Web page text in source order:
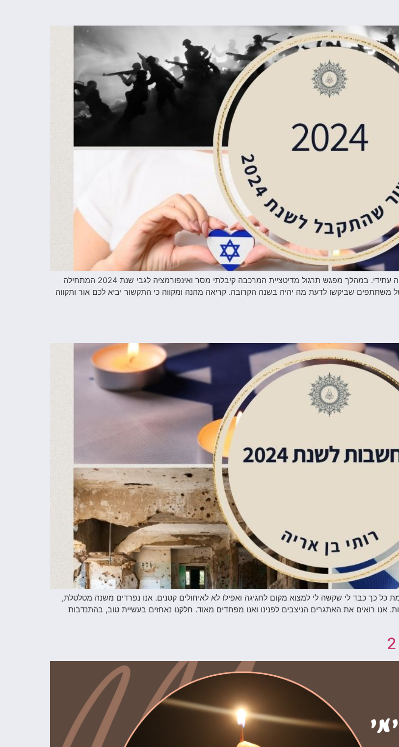
תקשור הינו תהליך מדיטטיבי עמוק שבו ניתן לקבל ידע ואינפורמציה עתידי. במהלך מפגש תרגול מדיטציית המרכבה קיבלתי מסר ואינפורמציה לגבי שנת 2024 המתחילה
משתתפים שביקשו לדעת מה יהיה בשנה הקרובה. קריאה מהנה ומקווה כי התקשור יביא לכם אור ותקווה
העולם תחילתה של שנה חדשה -2024 למען האמת כל כך כבד לי שקשה לי למצוא מקום לחגיגה ואפילו לא לאיחולים קטנים. אנו נפרדים משנה מטלטלת,
רואים את האתגרים הניצבים לפנינו ואנו מפחדים מאוד. חלקנו נאחזים בעשיית טוב, בהתנדבות